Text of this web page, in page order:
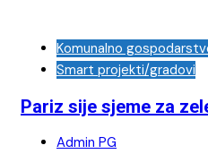
Komunalno
Smart projekti/gradovi
Pariz sije sjeme za
Admin PG